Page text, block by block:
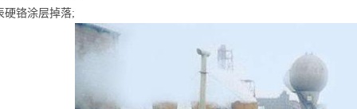
硬铬涂层掉落;